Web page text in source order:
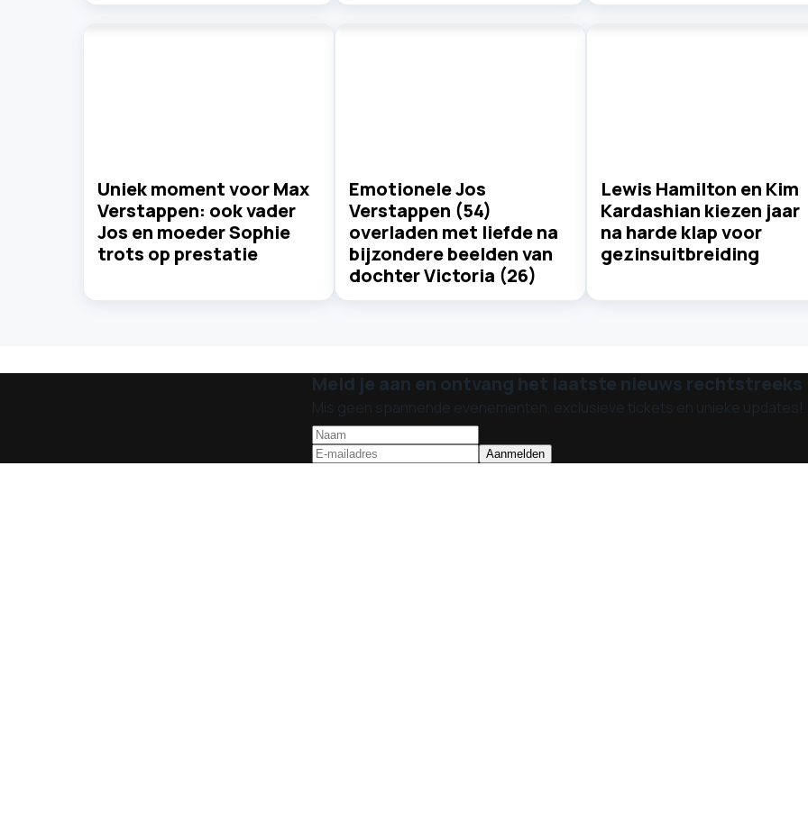
Uniek moment voor Max
Verstappen: ook vader
Jos en moeder Sophie
trots op prestatie
Emotionele Jos
Verstappen (54)
overladen met liefde na
bijzondere beelden van
dochter Victoria (26)
Lewis Hamilton en Kim
Kardashian kiezen jaar
na harde klap voor
gezinsuitbreiding
Meld je aan en ontvang het laatste nieuws rechtstreeks
Mis geen spannende evenementen, exclusieve tickets en unieke updates!